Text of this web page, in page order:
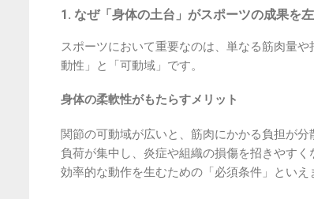
1. なぜ「身体の土台」がスポーツの成果を
スポーツにおいて重要なのは、単なる筋肉量
動性」と「可動域」です。
身体の柔軟性がもたらすメリット
関節の可動域が広いと、筋肉にかかる負担が
負荷が集中し、炎症や組織の損傷を招きやす
効率的な動作を生むための「必須条件」といえ